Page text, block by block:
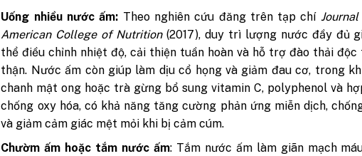
Uống nhiều nước ấm: Theo nghiên cứu đăng trên tạp chí
American College of Nutrition(2017), duy trì lượng nước đầy đủ
thể điều chỉnh nhiệt độ, cải thiện tuần hoàn và hỗ trợ đào thải độc
thận. Nước ấm còn giúp làm dịu cổ họng và giảm đau cơ, trong
chanh mật ong hoặc trà gừng bổ sung vitamin C, polyphenol và
chống oxy hóa, có khả năng tăng cường phản ứng miễn dịch,
và giảm cảm giác mệt mỏi khi bị cảm cúm.
Chườm ấm hoặc tắm nước ấm: Tắm nước ấm làm giãn mạch